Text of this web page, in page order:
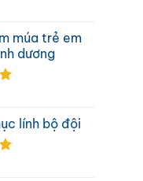
múa trẻ em
dương
lính bộ đội